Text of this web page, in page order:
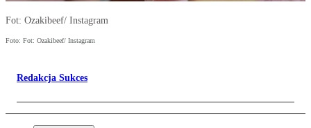
Fot: Ozakibeef/ Instagram
Foto: Fot: Ozakibeef/ Instagram
Redakcja Sukces